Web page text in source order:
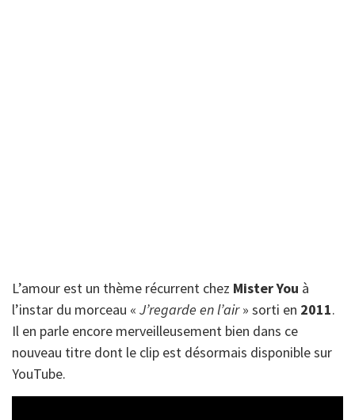
L’amour est un thème récurrent chez Mister You à
l’instar du morceau « J’regarde en l’air» sorti en 2011.
Il en parle encore merveilleusement bien dans ce
nouveau titre dont le clip est désormais disponible sur
YouTube.